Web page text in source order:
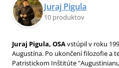
Juraj Pigula
10 produktov
Juraj Pigula, OSAvstúpil v roku
Augustína. Po ukončení filozofie a
Patristickom Inštitúte